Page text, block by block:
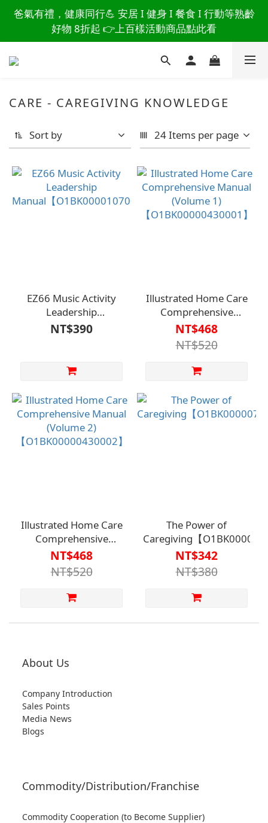
讀懂爸爸總說「不用買」的堅強 👉 3大生活貼心巧
思，找回他的生活主導權
爸氣有禮，健康同行💪 安居 I 健身 I 餐食 I 行動等熟齡
好物 8折起 👉上百樣活動商品點此看
讀懂爸爸總說「不用買」的堅強 👉 3大生活貼心巧
思，找回他的生活主導權
CARE - CAREGIVING KNOWLEDGE
Sort by 24 Items per page
EZ66 Music Activity
Leadership
Manual【O1BK00001070000】
NT$390
Illustrated Home Care
Comprehensive
Manual (Volume 1)
【O1BK00000430001】
NT$468
NT$520
Illustrated Home Care
Comprehensive
Manual (Volume 2)
【O1BK00000430002】
NT$468
NT$520
The Power of
Caregiving【
NT$342
NT$380
About Us
Company Introduction
Sales Points
Media News
Blogs
Commodity/Distribution/Franchise
Commodity Cooperation (to Become Supplier)